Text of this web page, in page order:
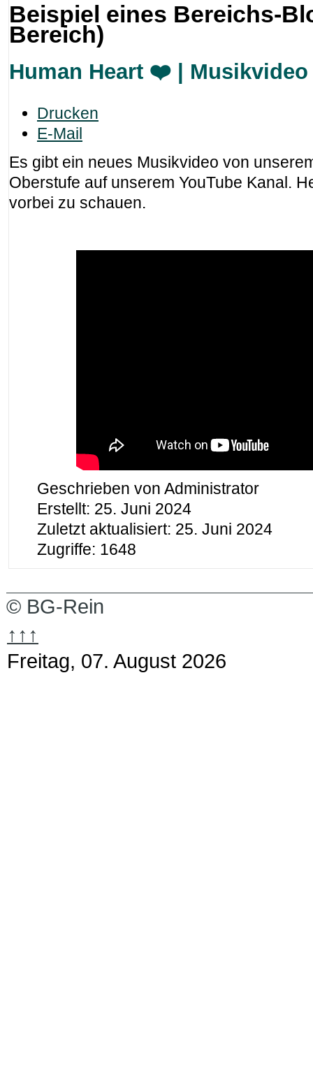
Beispiel eines Bereichs-
Bereich)
Human Heart ❤️ | Musikvideo
Drucken
E-Mail
Es gibt ein neues Musikvideo von
Oberstufe auf unserem YouTube Kanal.
vorbei zu schauen.
Geschrieben von Administrator
Erstellt: 25. Juni 2024
Zuletzt aktualisiert: 25. Juni 2024
Zugriffe: 1648
© BG-Rein
↑↑↑
Freitag, 07. August 2026